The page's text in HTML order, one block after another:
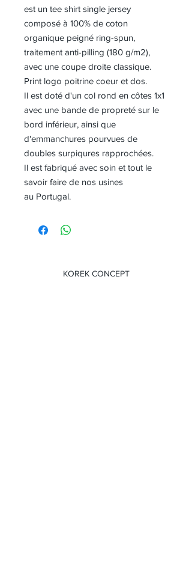
est un tee shirt single jersey
composé à 100% de coton
organique peigné ring-spun,
traitement anti-pilling (180 g/m2),
avec une coupe droite classique.
Print logo poitrine coeur et dos.
Il est doté d'un col rond en côtes 1x1
avec une bande de propreté sur le
bord inférieur, ainsi que
d'emmanchures pourvues de
doubles surpiqures rapprochées.
Il est fabriqué avec soin et tout le
savoir faire de nos usines
au Portugal.
KOREK CONCEPT